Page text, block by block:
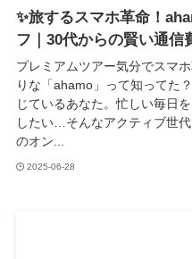
✨旅するスマホ革命！
フ｜30代からの賢い通信
プレミアムツアー気分でスマ
りな「ahamo」って知ってた
じているあなた。忙しい毎日
したい…そんなアクティブ世
のオン...
2025-06-28